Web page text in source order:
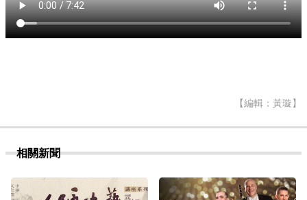
【編輯：黃璇】
相關新聞